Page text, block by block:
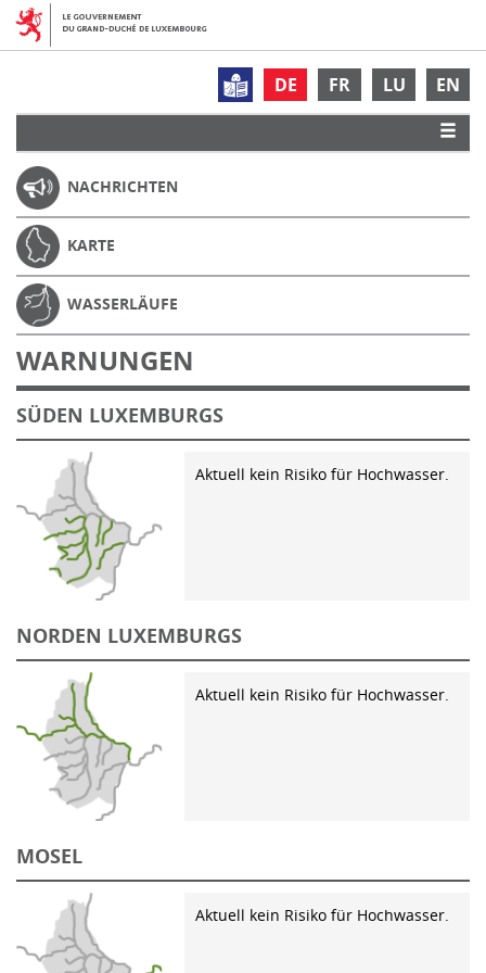
DE FR LU EN
NACHRICHTEN
KARTE
WASSERLÄUFE
WARNUNGEN
SÜDEN LUXEMBURGS
Aktuell kein Risiko für Hochwasser.
NORDEN LUXEMBURGS
Aktuell kein Risiko für Hochwasser.
MOSEL
Aktuell kein Risiko für Hochwasser.